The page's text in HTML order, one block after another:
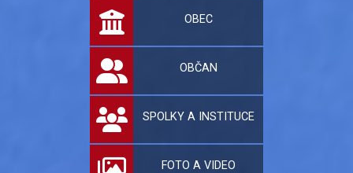
OBEC
OBČAN
SPOLKY A INSTITUCE
FOTO A VIDEO